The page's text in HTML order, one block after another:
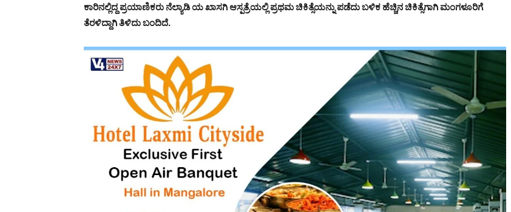
ಕಾರಿನಲ್ಲಿದ್ದ ಪ್ರಯಾಣಿಕರು ನೆಲ್ಯಾಡಿ ಯ ಖಾಸಗಿ ಆಸ್ಪತ್ರೆಯಲ್ಲಿ ಪ್ರಥಮ ಚಿಕಿತ್ಸೆಯನ್ನು ಪಡೆದು ಬಳಿಕ ಹೆಚ್ಚಿನ ಚಿಕಿತ್ಸೆಗಾಗಿ ಮಂಗಳೂರಿಗೆ
ತೆರಳಿದ್ದಾಗಿ ತಿಳಿದು ಬಂದಿದೆ.